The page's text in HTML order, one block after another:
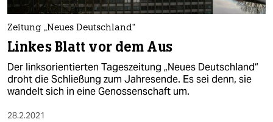
Zeitung „Neues Deutschland“
Linkes Blatt vor dem Aus
Der linksorientierten Tageszeitung „Neues Deutschland“
droht die Schließung zum Jahresende. Es sei denn, sie
wandelt sich in eine Genossenschaft um.
28.2.2021